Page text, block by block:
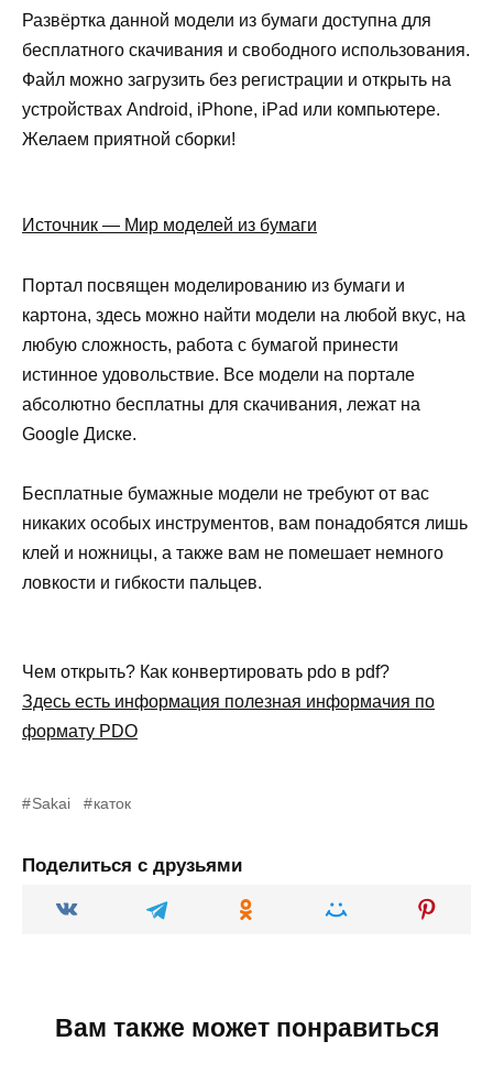
Развёртка данной модели из бумаги доступна для
бесплатного скачивания и свободного использования.
Файл можно загрузить без регистрации и открыть на
устройствах Android, iPhone, iPad или компьютере.
Желаем приятной сборки!
Источник — Мир моделей из бумаги
Портал посвящен моделированию из бумаги и
картона, здесь можно найти модели на любой вкус, на
любую сложность, работа с бумагой принести
истинное удовольствие. Все модели на портале
абсолютно бесплатны для скачивания, лежат на
Google Диске.
Бесплатные бумажные модели не требуют от вас
никаких особых инструментов, вам понадобятся лишь
клей и ножницы, а также вам не помешает немного
ловкости и гибкости пальцев.
Чем открыть? Как конвертировать pdo в pdf?
Здесь есть информация полезная информачия по
формату PDO
Sakai каток
Поделиться с друзьями
Вам также может понравиться